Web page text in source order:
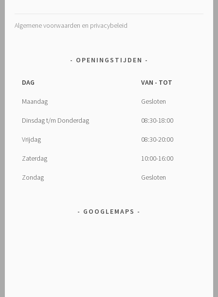
Algemene voorwaarden en privacybeleid
OPENINGSTIJDEN
DAG VAN - TOT
Maandag Gesloten
Dinsdag t/m Donderdag 08:30-18:00
Vrijdag 08:30-20:00
Zaterdag 10:00-16:00
Zondag Gesloten
GOOGLEMAPS